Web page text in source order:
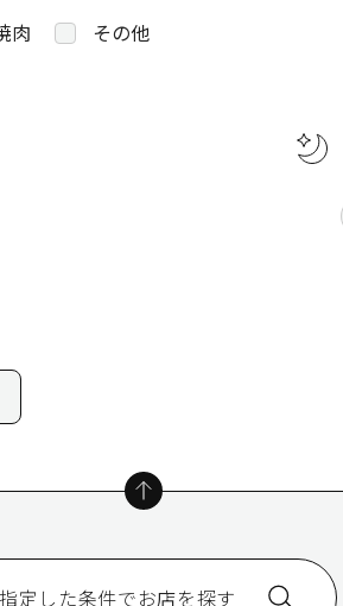
肉 その他
指定した条件でお店を探す